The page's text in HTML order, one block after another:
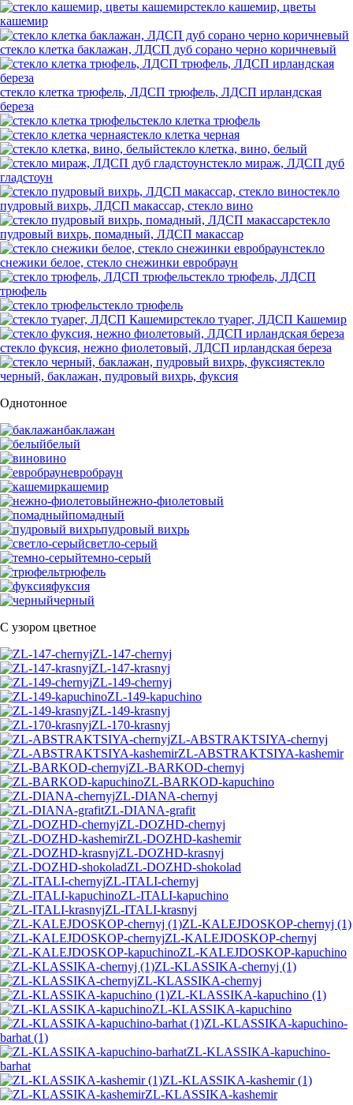
стекло кашемир, цветы
кашемир
стекло клетка баклажан, ЛДСП дуб сорано черно коричневый
стекло клетка трюфель, ЛДСП трюфель, ЛДСП ирландская
береза
стекло клетка трюфель
стекло клетка черная
стекло клетка, вино, белый
стекло мираж, ЛДСП дуб
гладстоун
стекло
пудровый вихрь, ЛДСП макассар, стекло вино
стекло
пудровый вихрь, помадный, ЛДСП макассар
стекло
снежики белое, стекло снежинки евробраун
стекло трюфель, ЛДСП
трюфель
стекло трюфель
стекло туарег, ЛДСП Кашемир
стекло фуксия, нежно фиолетовый, ЛДСП ирландская береза
стекло
черный, баклажан, пудровый вихрь, фуксия
Однотонное
баклажан
белый
вино
евробраун
кашемир
нежно-фиолетовый
помадный
пудровый вихрь
светло-серый
темно-серый
трюфель
фуксия
черный
С узором цветное
ZL-147-chernyj
ZL-147-krasnyj
ZL-149-chernyj
ZL-149-kapuchino
ZL-149-krasnyj
ZL-170-krasnyj
ZL-ABSTRAKTSIYA-chernyj
ZL-ABSTRAKTSIYA-kashemir
ZL-BARKOD-chernyj
ZL-BARKOD-kapuchino
ZL-DIANA-chernyj
ZL-DIANA-grafit
ZL-DOZHD-chernyj
ZL-DOZHD-kashemir
ZL-DOZHD-krasnyj
ZL-DOZHD-shokolad
ZL-ITALI-chernyj
ZL-ITALI-kapuchino
ZL-ITALI-krasnyj
ZL-KALEJDOSKOP-chernyj (1)
ZL-KALEJDOSKOP-chernyj
ZL-KALEJDOSKOP-kapuchino
ZL-KLASSIKA-chernyj (1)
ZL-KLASSIKA-chernyj
ZL-KLASSIKA-kapuchino (1)
ZL-KLASSIKA-kapuchino
ZL-KLASSIKA-kapuchino-
barhat (1)
ZL-KLASSIKA-kapuchino-
barhat
ZL-KLASSIKA-kashemir (1)
ZL-KLASSIKA-kashemir